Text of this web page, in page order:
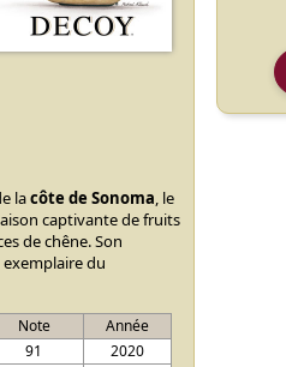
lacôte de Sonoma, le
captivante de fruits
de chêne. Son
du
Note
Année
91
2020